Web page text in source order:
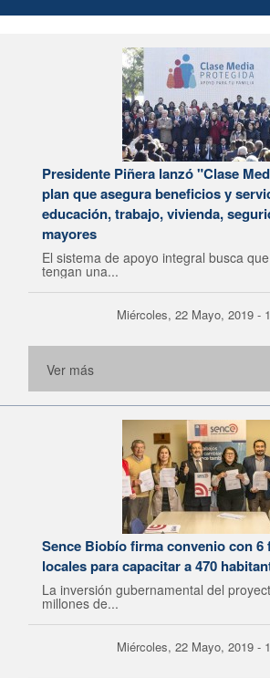
Presidente Piñera lanzó "Clase
plan que asegura beneficios y
educación, trabajo, vivienda,
mayores
El sistema de apoyo integral busca
tengan una...
Miércoles, 22 Mayo, 2019 -
Ver más
Sence Biobío firma convenio con 6
locales para capacitar a 470
La inversión gubernamental del
millones de...
Miércoles, 22 Mayo, 2019 -